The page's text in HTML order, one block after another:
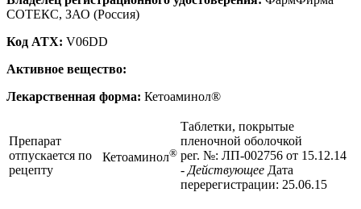
СОТЕКС, ЗАО (Россия)
Код ATX: V06DD
Активное вещество:
Лекарственная форма: Кетоаминол®
Препарат
отпускается по
рецепту
Кетоаминол®
Таблетки, покрытые
пленочной оболочкой
рег. №: ЛП-002756 от 15.12.14
- Действующее Дата
перерегистрации: 25.06.15